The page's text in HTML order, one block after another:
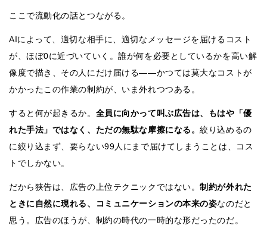
ここで流動化の話とつながる。
AIによって、適切な相手に、適切なメッセージを届けるコスト
が、ほぼ0に近づいていく。誰が何を必要としているかを高い解
像度で描き、その人にだけ届ける——かつては莫大なコストが
かかったこの作業の制約が、いま外れつつある。
すると何が起きるか。 全員に向かって叫ぶ広告は、もはや「優
れた手法」ではなく、ただの無駄な摩擦になる。絞り込めるの
に絞り込まず、要らない99人にまで届けてしまうことは、コス
トでしかない。
だから狭告は、広告の上位テクニックではない。制約が外れた
ときに自然に現れる、コミュニケーションの本来の姿なのだと
思う。広告のほうが、制約の時代の一時的な形だったのだ。